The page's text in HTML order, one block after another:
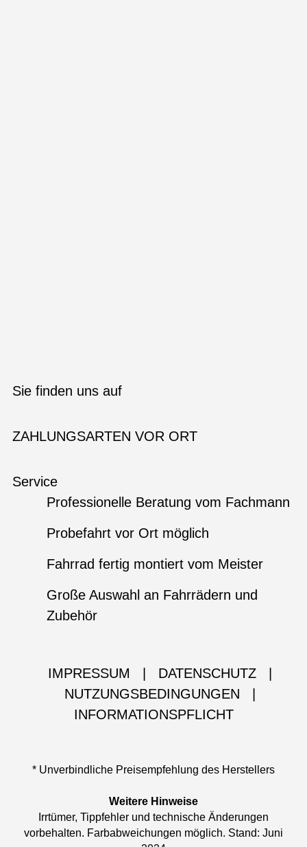
Sie finden uns auf
ZAHLUNGSARTEN VOR ORT
Service
Professionelle Beratung vom Fachmann
Probefahrt vor Ort möglich
Fahrrad fertig montiert vom Meister
Große Auswahl an Fahrrädern und
Zubehör
IMPRESSUM DATENSCHUTZ
NUTZUNGSBEDINGUNGEN
INFORMATIONSPFLICHT
* Unverbindliche Preisempfehlung des Herstellers
Weitere Hinweise
Irrtümer, Tippfehler und technische Änderungen
vorbehalten. Farbabweichungen möglich. Stand: Juni